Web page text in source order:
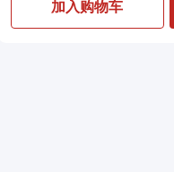
加入购物车